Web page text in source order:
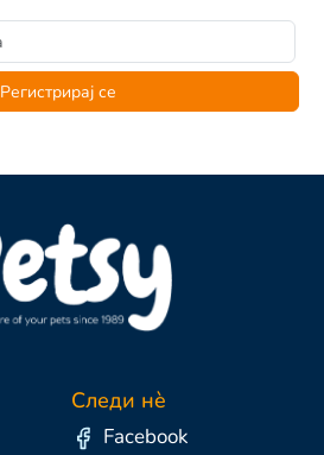
Регистрирај се
Следи нè
Facebook